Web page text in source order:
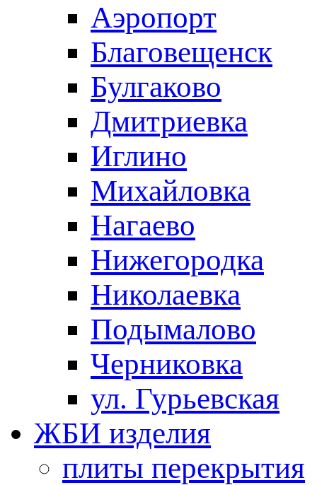
Аэропорт
Благовещенск
Булгаково
Дмитриевка
Иглино
Михайловка
Нагаево
Нижегородка
Николаевка
Подымалово
Черниковка
ул. Гурьевская
ЖБИ изделия
плиты перекрытия